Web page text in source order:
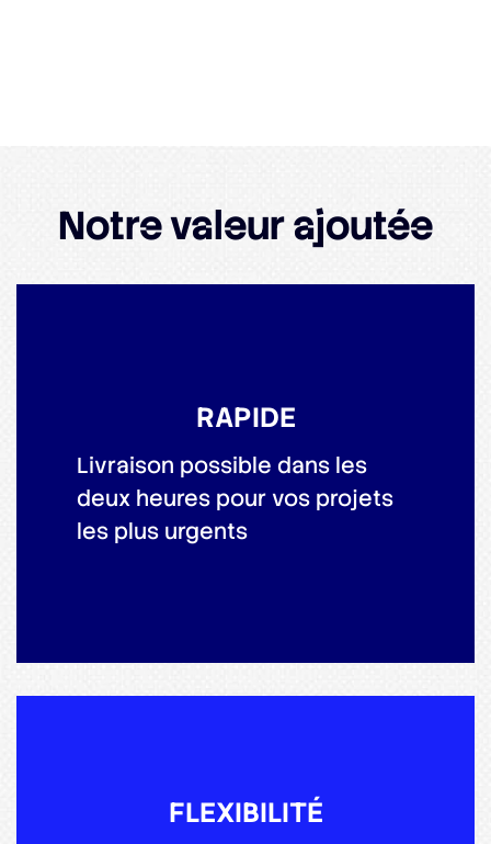
Notre valeur ajoutée
RAPIDE
Livraison possible dans les
deux heures pour vos projets
les plus urgents
FLEXIBILITÉ